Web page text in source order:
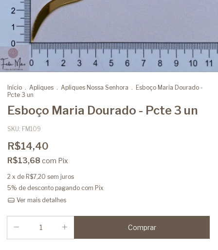
Início . Apliques . Apliques Nossa Senhora . Esboço Maria Dourado -
Pcte 3 un
Esboço Maria Dourado - Pcte 3 un
SKU: FM109
R$14,40
R$13,68 com Pix
2 x de R$7,20 sem juros
5% de desconto pagando com Pix
Ver mais detalhes